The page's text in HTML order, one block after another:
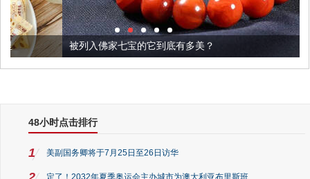
被列入佛家七宝的它到底有多美？
48小时点击排行
1 美副国务卿将于7月25日至26日访华
定了！2032年夏季奥运会主办城市为澳大利亚布里斯班